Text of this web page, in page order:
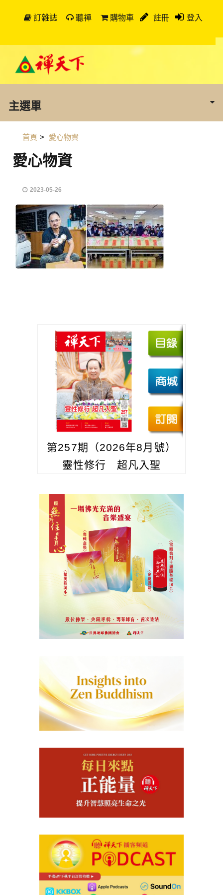
訂雜誌 聽禪 購物車 註冊 登入
主選單
首頁 > 愛心物資
愛心物資
2023-05-26
第257期（2026年8月號）
靈性修行 超凡入聖